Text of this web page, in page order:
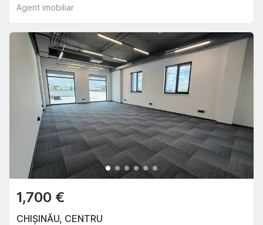
Agent imobiliar
1,700 €
CHIȘINĂU, CENTRU